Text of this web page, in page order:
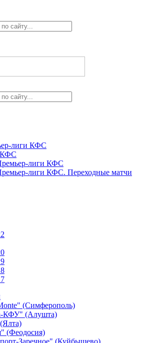
лиги КФС
КФС
лиги КФС
лиги КФС. Переходные матчи
(Симферополь)
КФУ" (Алушта)
(Феодосия)
Заречное" (Куйбышево)